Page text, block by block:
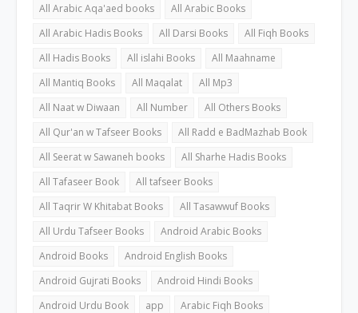
All Arabic Aqa'aed books
All Arabic Books
All Arabic Hadis Books
All Darsi Books
All Fiqh Books
All Hadis Books
All islahi Books
All Maahname
All Mantiq Books
All Maqalat
All Mp3
All Naat w Diwaan
All Number
All Others Books
All Qur'an w Tafseer Books
All Radd e BadMazhab Book
All Seerat w Sawaneh books
All Sharhe Hadis Books
All Tafaseer Book
All tafseer Books
All Taqrir W Khitabat Books
All Tasawwuf Books
All Urdu Tafseer Books
Android Arabic Books
Android Books
Android English Books
Android Gujrati Books
Android Hindi Books
Android Urdu Book
app
Arabic Fiqh Books